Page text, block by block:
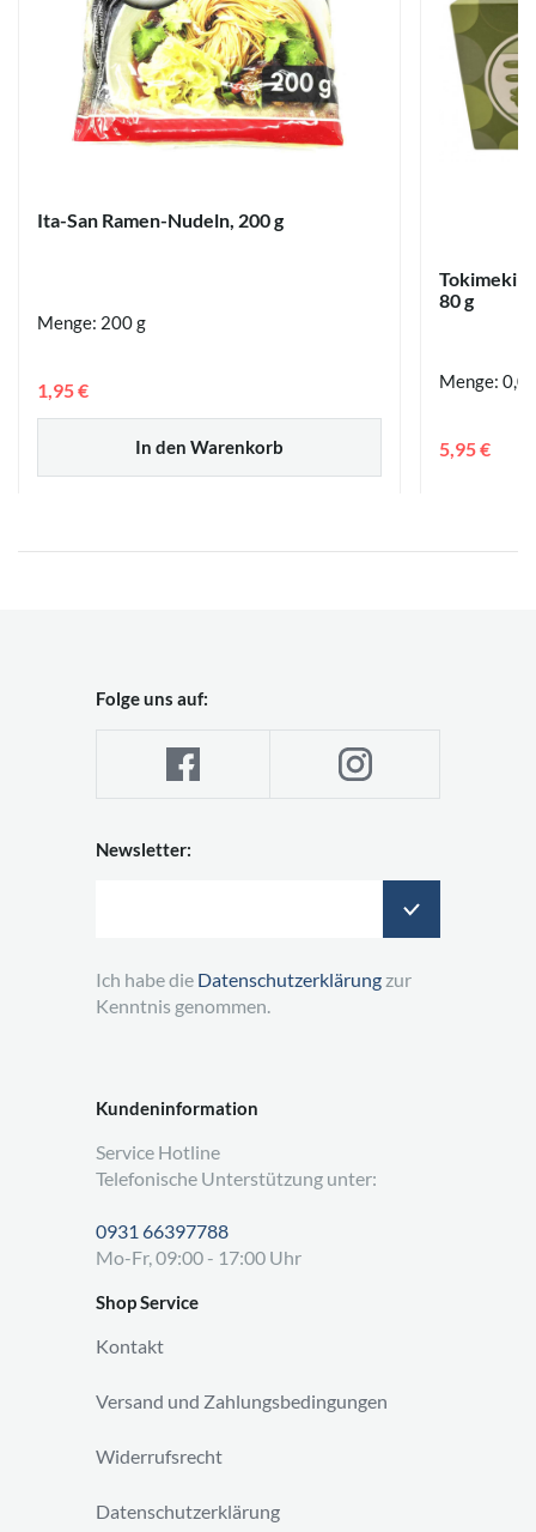
Ita-San Ramen-Nudeln, 200 g
Menge: 200 g
In den Warenkorb
1,95 €
Tokimeki
80 g
Menge:
5,95 €
Kundeninformation
Service Hotline
Telefonische Unterstützung unter:
0931 66397788
Mo-Fr, 09:00 - 17:00 Uhr
Shop Service
Kontakt
Versand und Zahlungsbedingungen
Widerrufsrecht
Datenschutzerklärung
Folge uns auf:
Newsletter:
Ich habe die Datenschutzerklärung zur
Kenntnis genommen.